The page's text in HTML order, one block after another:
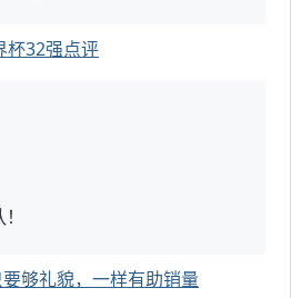
杯32强点评
够礼貌，一样有助销量